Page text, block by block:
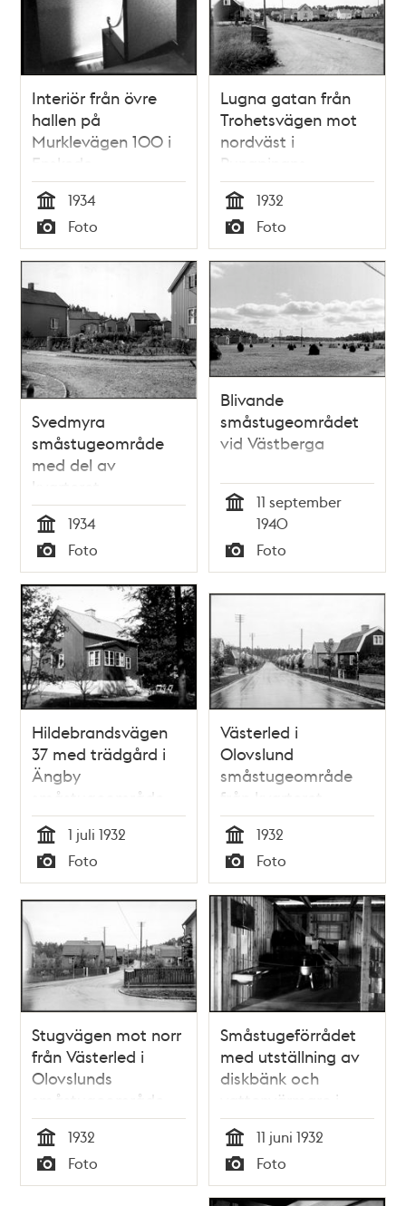
Interiör från övre
hallen på
Murklevägen 100 i
Enskede
småstugeområde
Tid
1934
Typ
Foto
Lugna gatan från
Trohetsvägen mot
nordväst i
Pungpinans
småstugeområde
Tid
1932
Typ
Foto
Svedmyra
småstugeområde
med del av
kvarteret
Häradsrätten
Tid
1934
Typ
Foto
Blivande
småstugeområdet
vid Västberga
11 september
1940
Typ
Foto
Hildebrandsvägen
37 med trädgård i
Ängby
småstugeområde
Tid
1 juli 1932
Typ
Foto
Västerled i
Olovslund
småstugeområde
från kvarteret
Soffan mot väster
Tid
1932
Typ
Foto
Stugvägen mot norr
från Västerled i
Olovslunds
småstugeområde
Tid
1932
Typ
Foto
Småstugeförrådet
med utställning av
diskbänk och
vattenvärmare i
Svedmyra
småstugeområde
Tid
11 juni 1932
Typ
Foto